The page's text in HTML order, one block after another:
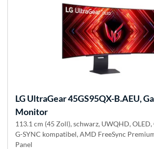
LG UltraGear 45GS95QX-B.AEU,
Monitor
113.1 cm (45 Zoll), schwarz, UWQHD,
G-SYNC kompatibel, AMD FreeSync
Panel